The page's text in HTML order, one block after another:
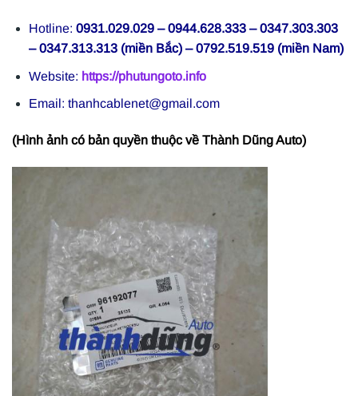
Hotline: 0931.029.029 – 0944.628.333 – 0347.303.303
– 0347.313.313 (miền Bắc) – 0792.519.519 (miền Nam)
Website: https://phutungoto.info
Email: thanhcablenet@gmail.com
(Hình ảnh có bản quyền thuộc về Thành Dũng Auto)